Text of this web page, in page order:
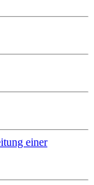
einer